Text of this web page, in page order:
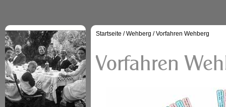
Startseite /Wehberg /Vorfahren Wehberg